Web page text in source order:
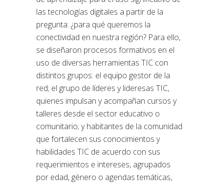
las tecnologías digitales a partir de la
pregunta: ¿para qué queremos la
conectividad en nuestra región? Para ello,
se diseñaron procesos formativos en el
uso de diversas herramientas TIC con
distintos grupos: el equipo gestor de la
red; el grupo de líderes y lideresas TIC,
quienes impulsan y acompañan cursos y
talleres desde el sector educativo o
comunitario; y habitantes de la comunidad
que fortalecen sus conocimientos y
habilidades TIC de acuerdo con sus
requerimientos e intereses, agrupados
por edad, género o agendas temáticas,